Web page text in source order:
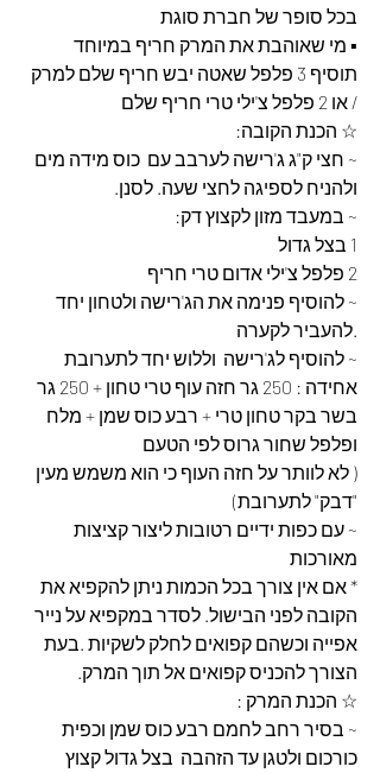
בכל סופר של חברת סוגת
▪︎ מי שאוהבת את המרק חריף במיוחד
תוסיף 3 פלפל שאטה יבש חריף שלם למרק
/ או 2 פלפל צ'ילי טרי חריף שלם
☆ הכנת הקובה:
~ חצי ק"ג ג'רישה לערבב עם  כוס מידה מים
ולהניח לספיגה לחצי שעה. לסנן.
~ במעבד מזון לקצוץ דק:
1 בצל גדול
2 פלפל צ'ילי אדום טרי חריף
~ להוסיף פנימה את הג'רישה ולטחון יחד
.להעביר לקערה
~ להוסיף לג'רישה  וללוש יחד לתערובת
אחידה : 250 גר חזה עוף טרי טחון + 250 גר
בשר בקר טחון טרי + רבע כוס שמן + מלח
ופלפל שחור גרוס לפי הטעם
( לא לוותר על חזה העוף כי הוא משמש מעין
"דבק" לתערובת)
~ עם כפות ידיים רטובות ליצור קציצות
מאורכות
* אם אין צורך בכל הכמות ניתן להקפיא את
הקובה לפני הבישול. לסדר במקפיא על נייר
אפייה וכשהם קפואים לחלק לשקיות .בעת
הצורך להכניס קפואים אל תוך המרק.
☆ הכנת המרק :
~ בסיר רחב לחמם רבע כוס שמן וכפית
כורכום ולטגן עד הזהבה  בצל גדול קצוץ